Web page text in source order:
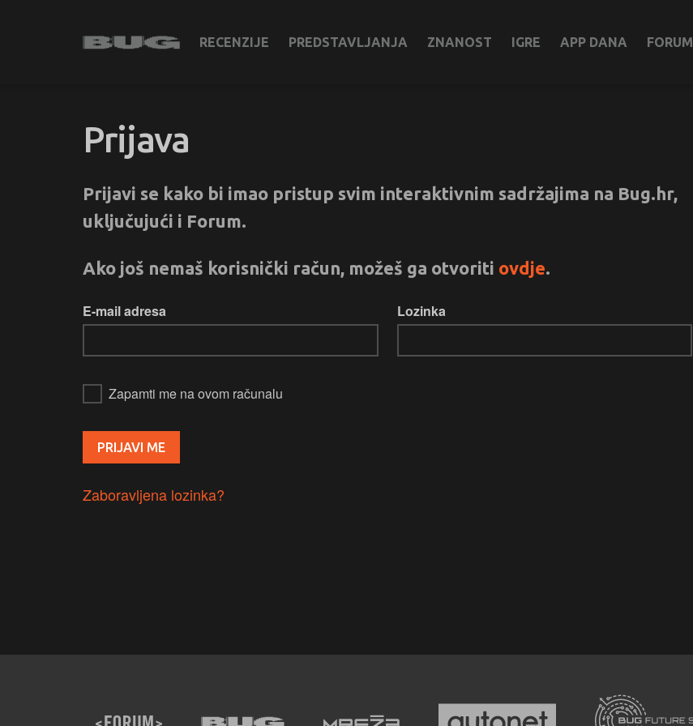
RECENZIJE PREDSTAVLJANJA ZNANOST IGRE APP DANA FORUM
Prijava
Prijavi se kako bi imao pristup svim interaktivnim sadržajima na Bug.hr,
uključujući i Forum.
Ako još nemaš korisnički račun, možeš ga otvoriti ovdje.
E-mail adresa Lozinka
Zapamti me na ovom računalu
Zaboravljena lozinka?